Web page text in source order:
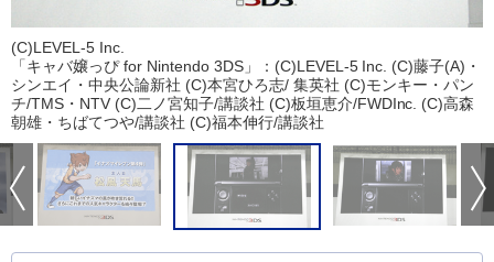
(C)LEVEL-5 Inc.
「キャバ嬢っぴ for Nintendo 3DS」：(C)LEVEL-5 Inc. (C)藤子(A)・
シンエイ・中央公論新社 (C)本宮ひろ志/ 集英社 (C)モンキー・パン
チ/TMS・NTV (C)二ノ宮知子/講談社 (C)板垣恵介/FWDInc. (C)高森
朝雄・ちばてつや/講談社 (C)福本伸行/講談社